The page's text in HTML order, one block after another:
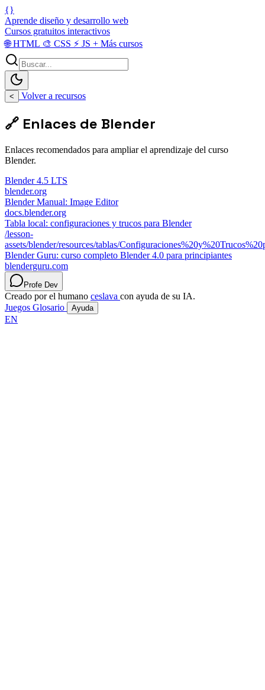
{}
Aprende diseño y desarrollo web
Cursos gratuitos interactivos
🌐HTML 🎨 CSS ⚡ JS + Más cursos
< Volver a recursos
🔗 Enlaces de Blender
Enlaces recomendados para ampliar el aprendizaje del curso
Blender.
Blender 4.5 LTS
blender.org
Blender Manual: Image Editor
docs.blender.org
Tabla local: configuraciones y trucos para Blender
/lesson-
assets/blender/resources/tablas/
Blender Guru: curso completo Blender 4.0 para principiantes
blenderguru.com
Profe Dev
Creado por el humano ceslava con ayuda de su IA.
Juegos Glosario Ayuda
EN